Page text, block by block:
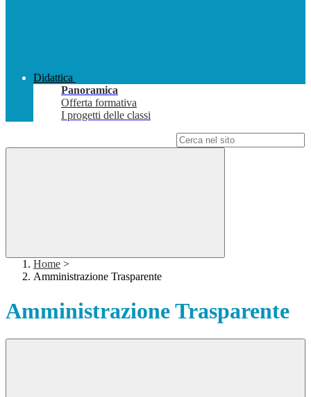
Didattica
Panoramica
Offerta formativa
I progetti delle classi
Home >
Amministrazione Trasparente
Amministrazione Trasparente